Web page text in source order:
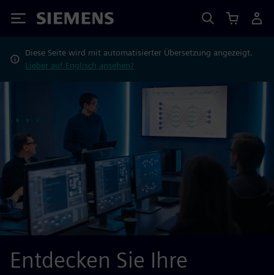
Siemens
Diese Seite wird mit automatisierter Übersetzung angezeigt.
Lieber auf Englisch ansehen?
Entdecken Sie Ihre